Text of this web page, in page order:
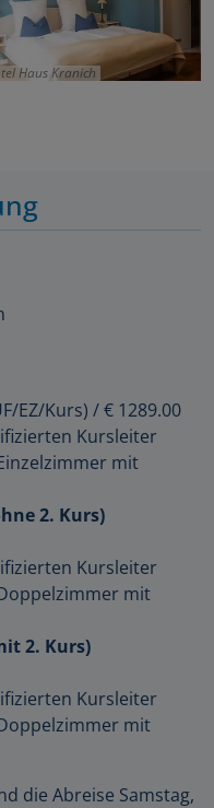
Haus Kranich
EZ/Kurs) /€ 1289.00
Kursleiter
mit
2. Kurs)
Kursleiter
mit
2. Kurs)
Kursleiter
mit
die Abreise Samstag,